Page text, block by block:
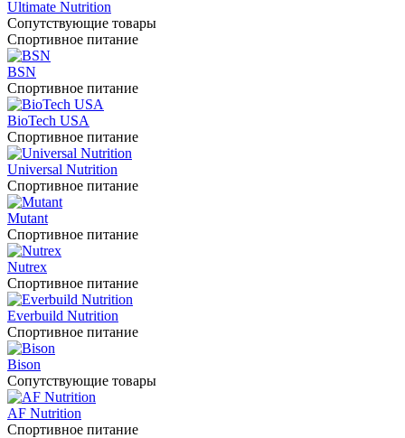
Ultimate Nutrition
Сопутствующие товары
Спортивное питание
BSN
Спортивное питание
BioTech USA
Спортивное питание
Universal Nutrition
Спортивное питание
Mutant
Спортивное питание
Nutrex
Спортивное питание
Everbuild Nutrition
Спортивное питание
Bison
Сопутствующие товары
AF Nutrition
Спортивное питание